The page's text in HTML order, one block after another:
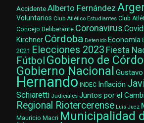
AccidenteAlberto Fernández
Voluntarios Club Atlético Estudiantes Club
Concejo Deliberante Coronavirus
Kirchner Córdoba Detenido Economía
2021 Elecciones 2023 Fiesta
Fútbol Gobierno de
Gobierno Nacional
Hernando INDEC Inflación
Schiaretti Judiciales Juntos por el
Regional Riotercerense Luis Juez
Mauricio Macri Municipalidad